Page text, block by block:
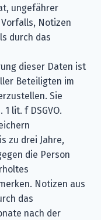
ungefährer
Notizen
durch das
dieser Daten ist
Beteiligten im
Sie
lit. f DSGVO.
zu drei Jahre,
die Person
Notizen aus
das
nach der